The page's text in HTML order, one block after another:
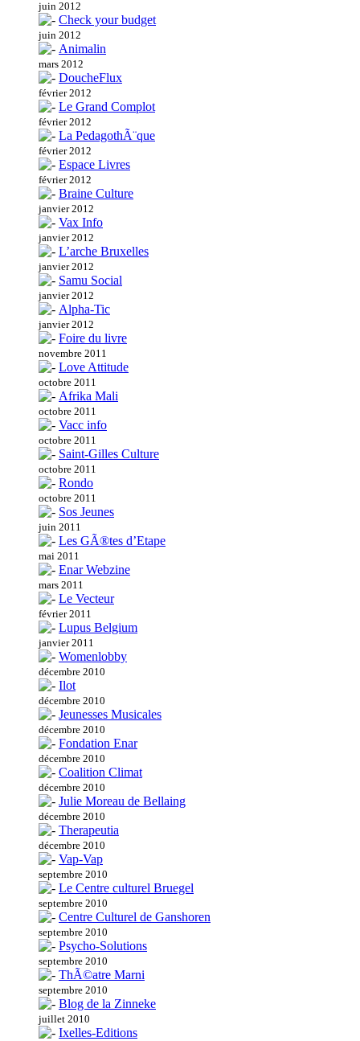
juin 2012
Check your budget
juin 2012
Animalin
mars 2012
DoucheFlux
février 2012
Le Grand Complot
février 2012
La PedagothÃ¨que
février 2012
Espace Livres
février 2012
Braine Culture
janvier 2012
Vax Info
janvier 2012
L’arche Bruxelles
janvier 2012
Samu Social
janvier 2012
Alpha-Tic
janvier 2012
Foire du livre
novembre 2011
Love Attitude
octobre 2011
Afrika Mali
octobre 2011
Vacc info
octobre 2011
Saint-Gilles Culture
octobre 2011
Rondo
octobre 2011
Sos Jeunes
juin 2011
Les GÃ®tes d’Etape
mai 2011
Enar Webzine
mars 2011
Le Vecteur
février 2011
Lupus Belgium
janvier 2011
Womenlobby
décembre 2010
Ilot
décembre 2010
Jeunesses Musicales
décembre 2010
Fondation Enar
décembre 2010
Coalition Climat
décembre 2010
Julie Moreau de Bellaing
décembre 2010
Therapeutia
décembre 2010
Vap-Vap
septembre 2010
Le Centre culturel Bruegel
septembre 2010
Centre Culturel de Ganshoren
septembre 2010
Psycho-Solutions
septembre 2010
ThÃ©atre Marni
septembre 2010
Blog de la Zinneke
juillet 2010
Ixelles-Editions